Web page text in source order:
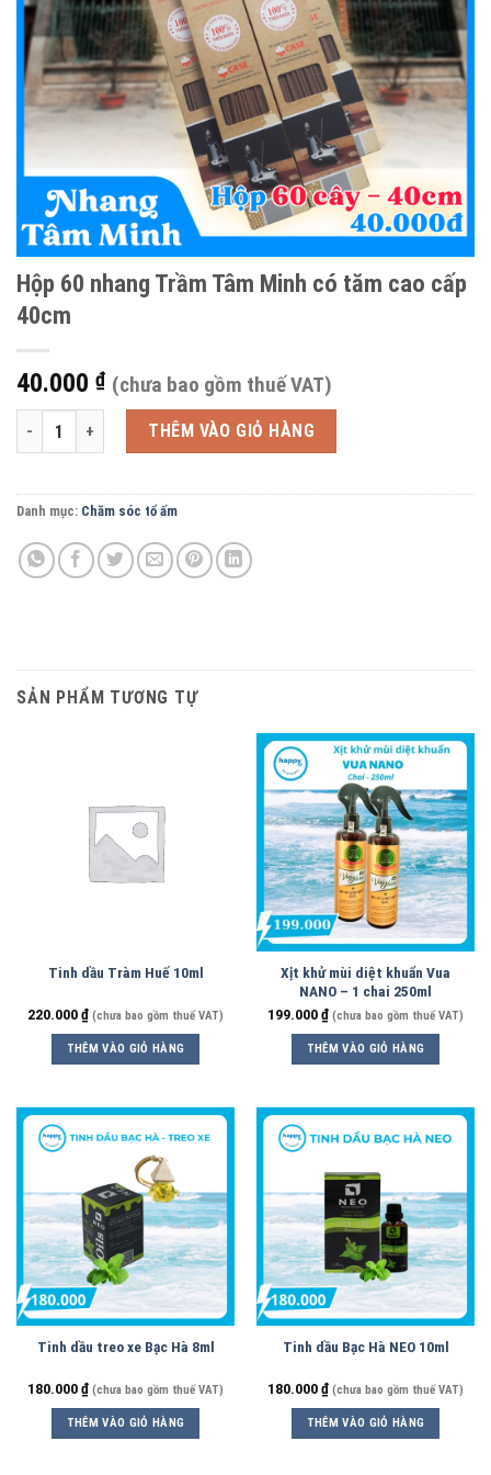
Hộp 60 nhang Trầm Tâm Minh có tăm cao cấp
40cm
40.000 ₫ (chưa bao gồm thuế VAT)
Hộp 60 nhang Trầm Tâm Minh có tăm cao cấp 40cm số lượng
THÊM VÀO GIỎ HÀNG
Danh mục: Chăm sóc tổ ấm
SẢN PHẨM TƯƠNG TỰ
Tinh dầu Tràm Huế 10ml
220.000₫ (chưa bao gồm thuế VAT)
THÊM VÀO GIỎ HÀNG
Xịt khử mùi diệt khuẩn Vua
NANO – 1 chai 250ml
199.000₫ (chưa bao gồm thuế VAT)
THÊM VÀO GIỎ HÀNG
Tinh dầu treo xe Bạc Hà 8ml
180.000₫ (chưa bao gồm thuế VAT)
THÊM VÀO GIỎ HÀNG
Tinh dầu Bạc Hà NEO 10ml
180.000₫ (chưa bao gồm thuế VAT)
THÊM VÀO GIỎ HÀNG